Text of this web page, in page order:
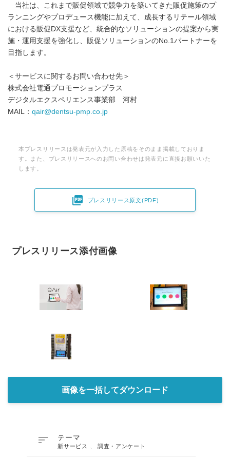
当社は、これまで販促領域で競争力を築いてきた販促施策のプ
ランニングやプロデュース機能に加えて、成長するリテール領域
における販促DX支援など、統合的なソリューションの提案から実
施・運用支援を強化し、販促ソリューションのNo.1パートナーを
目指します。
＜サービスに関するお問い合わせ先＞
株式会社電通プロモーションプラス
デジタルエクスペリエンス事業部 河村
MAIL： qair@dentsu-pmp.co.jp
本プレスリリースは発表元が入力した原稿をそのまま掲載しておりま
す。また、プレスリリースへのお問い合わせは発表元に直接お願いいた
します。
 プレスリリース原文(PDF)
プレスリリース添付画像
画像を一括してダウンロード
 テーマ
新サービス 調査・アンケート